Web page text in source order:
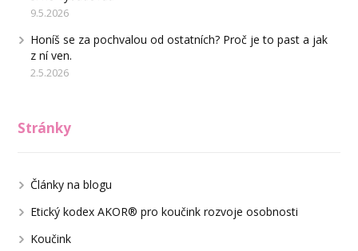
9.5.2026
Honíš se za pochvalou od ostatních? Proč je to past a jak
z ní ven.
2.5.2026
Stránky
Články na blogu
Etický kodex AKOR® pro koučink rozvoje osobnosti
Koučink